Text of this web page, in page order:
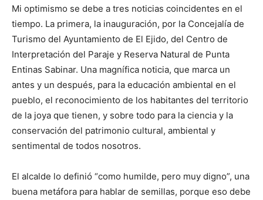
Mi optimismo se debe a tres noticias coincidentes en el
tiempo. La primera, la inauguración, por la Concejalía de
Turismo del Ayuntamiento de El Ejido, del Centro de
Interpretación del Paraje y Reserva Natural de Punta
Entinas Sabinar. Una magnífica noticia, que marca un
antes y un después, para la educación ambiental en el
pueblo, el reconocimiento de los habitantes del territorio
de la joya que tienen, y sobre todo para la ciencia y la
conservación del patrimonio cultural, ambiental y
sentimental de todos nosotros.
El alcalde lo definió “como humilde, pero muy digno”, una
buena metáfora para hablar de semillas, porque eso debe